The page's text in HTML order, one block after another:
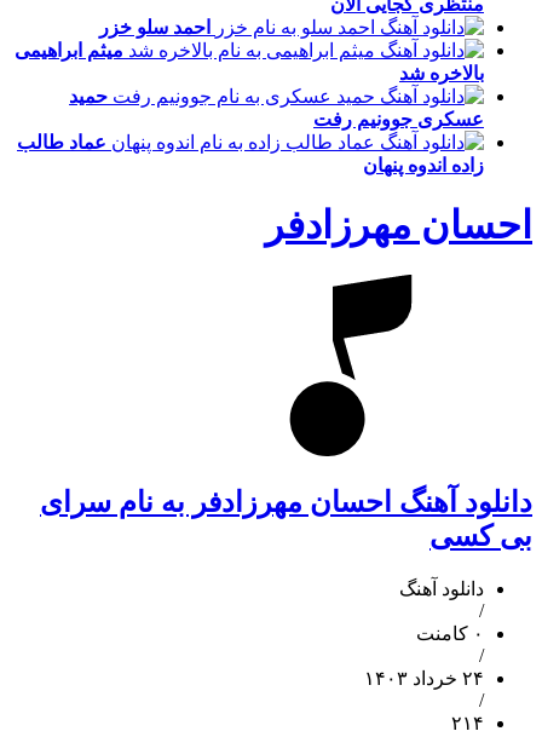
منتظریکجایی الان
احمد سلو خزر
میثم ابراهیمی
بالاخره شد
حمید
عسکری جوونیم رفت
عماد طالب
زاده اندوه پنهان
احسان مهرزادفر
دانلود آهنگ احسان مهرزادفر به نام سرای
بی کسی
دانلود آهنگ
/
۰ کامنت
/
۲۴ خرداد ۱۴۰۳
/
۲۱۴